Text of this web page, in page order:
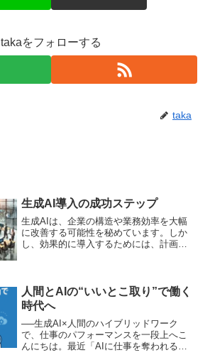
takaをフォローする
taka
生成AI導入の成功ステップ
生成AIは、企業の構造や業務効率を大幅
に改善する可能性を秘めています。しか
し、効果的に導入するためには、計画的
テップ1: 導入目的を...
人間とAIの“いいとこ取り”で働く
時代へ
──生成AI×人間のハイブリッドワーク
で、仕事のパフォーマンスを一段上へこ
んにちは。最近「AIに仕事を奪われるん